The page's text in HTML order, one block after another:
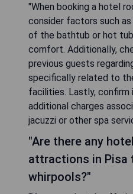
"When booking a hotel
consider factors such as
of the bathtub or hot
comfort. Additionally,
previous guests
specifically related to
facilities. Lastly, confirm
additional charges
jacuzzi or other spa
"Are there any
attractions in Pisa
whirpools?"